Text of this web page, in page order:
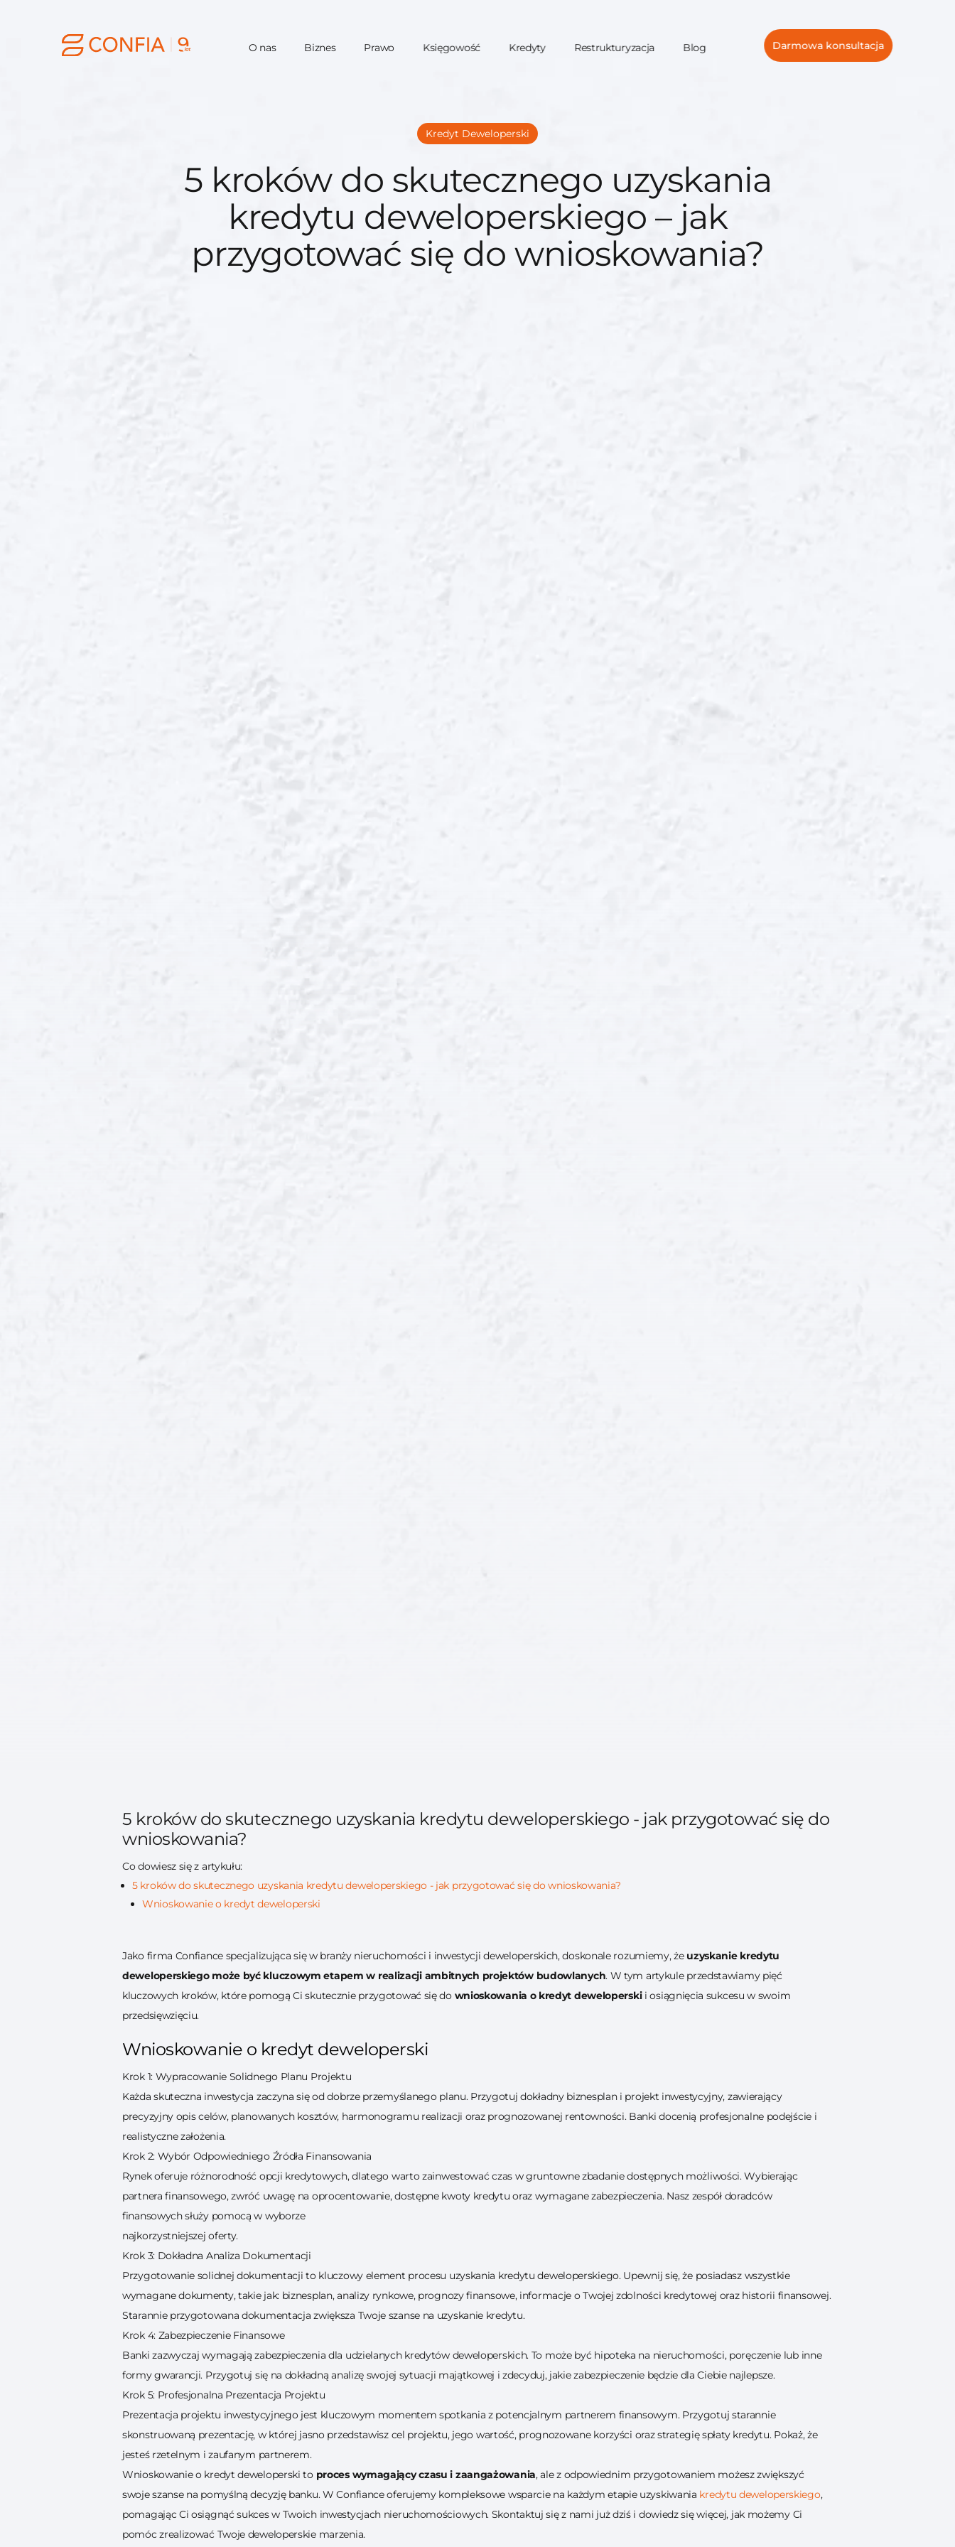
O nas Biznes Prawo Księgowość Kredyty Restrukturyzacja Blog Darmowa konsultacja
Kredyt Deweloperski
5 kroków do skutecznego uzyskania
kredytu deweloperskiego – jak
przygotować się do wnioskowania?
5 kroków do skutecznego uzyskania kredytu deweloperskiego - jak przygotować się do
wnioskowania?
Co dowiesz się z artykułu:
5 kroków do skutecznego uzyskania kredytu deweloperskiego - jak przygotować się do wnioskowania?
Wnioskowanie o kredyt deweloperski
Jako firma Confiance specjalizująca się w branży nieruchomości i inwestycji deweloperskich, doskonale rozumiemy, że uzyskanie kredytu
deweloperskiego może być kluczowym etapem w realizacji ambitnych projektów budowlanych. W tym artykule przedstawiamy pięć
kluczowych kroków, które pomogą Ci skutecznie przygotować się do wnioskowania o kredyt deweloperski i osiągnięcia sukcesu w swoim
przedsięwzięciu.
Wnioskowanie o kredyt deweloperski
Krok 1: Wypracowanie Solidnego Planu Projektu
Każda skuteczna inwestycja zaczyna się od dobrze przemyślanego planu. Przygotuj dokładny biznesplan i projekt inwestycyjny, zawierający
precyzyjny opis celów, planowanych kosztów, harmonogramu realizacji oraz prognozowanej rentowności. Banki docenią profesjonalne podejście i
realistyczne założenia.
Krok 2: Wybór Odpowiedniego Źródła Finansowania
Rynek oferuje różnorodność opcji kredytowych, dlatego warto zainwestować czas w gruntowne zbadanie dostępnych możliwości. Wybierając
partnera finansowego, zwróć uwagę na oprocentowanie, dostępne kwoty kredytu oraz wymagane zabezpieczenia. Nasz zespół doradców
finansowych służy pomocą w wyborze
najkorzystniejszej oferty.
Krok 3: Dokładna Analiza Dokumentacji
Przygotowanie solidnej dokumentacji to kluczowy element procesu uzyskania kredytu deweloperskiego. Upewnij się, że posiadasz wszystkie
wymagane dokumenty, takie jak: biznesplan, analizy rynkowe, prognozy finansowe, informacje o Twojej zdolności kredytowej oraz historii finansowej.
Starannie przygotowana dokumentacja zwiększa Twoje szanse na uzyskanie kredytu.
Krok 4: Zabezpieczenie Finansowe
Banki zazwyczaj wymagają zabezpieczenia dla udzielanych kredytów deweloperskich. To może być hipoteka na nieruchomości, poręczenie lub inne
formy gwarancji. Przygotuj się na dokładną analizę swojej sytuacji majątkowej i zdecyduj, jakie zabezpieczenie będzie dla Ciebie najlepsze.
Krok 5: Profesjonalna Prezentacja Projektu
Prezentacja projektu inwestycyjnego jest kluczowym momentem spotkania z potencjalnym partnerem finansowym. Przygotuj starannie
skonstruowaną prezentację, w której jasno przedstawisz cel projektu, jego wartość, prognozowane korzyści oraz strategię spłaty kredytu. Pokaż, że
jesteś rzetelnym i zaufanym partnerem.
Wnioskowanie o kredyt deweloperski to proces wymagający czasu i zaangażowania, ale z odpowiednim przygotowaniem możesz zwiększyć
swoje szanse na pomyślną decyzję banku. W Confiance oferujemy kompleksowe wsparcie na każdym etapie uzyskiwania kredytu deweloperskiego,
pomagając Ci osiągnąć sukces w Twoich inwestycjach nieruchomościowych. Skontaktuj się z nami już dziś i dowiedz się więcej, jak możemy Ci
pomóc zrealizować Twoje deweloperskie marzenia.